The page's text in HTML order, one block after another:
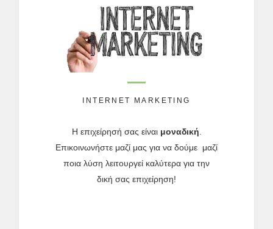
INTERNET MARKETING
Η επιχείρησή σας είναι μοναδική
Επικοινωνήστε μαζί μας για να δούμε μαζί
ποια λύση λειτουργεί καλύτερα για την
δική σας επιχείρηση!